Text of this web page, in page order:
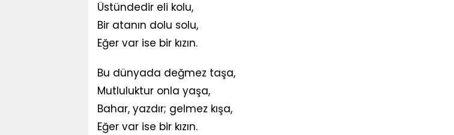
Üstündedir eli kolu,
Bir atanın dolu solu,
Eğer var ise bir kızın.
Bu dünyada değmez taşa,
Mutluluktur onla yaşa,
Bahar, yazdır; gelmez kışa,
Eğer var ise bir kızın.